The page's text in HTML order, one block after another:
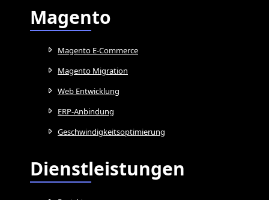
Magento
Magento E-Commerce
Magento Migration
Web Entwicklung
ERP-Anbindung
Geschwindigkeitsoptimierung
Dienstleistungen